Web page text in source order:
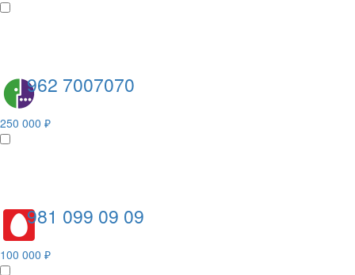
962 7007070
250 000 ₽
981 099 09 09
100 000 ₽